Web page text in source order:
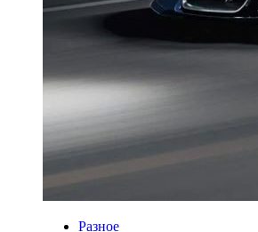
Разное